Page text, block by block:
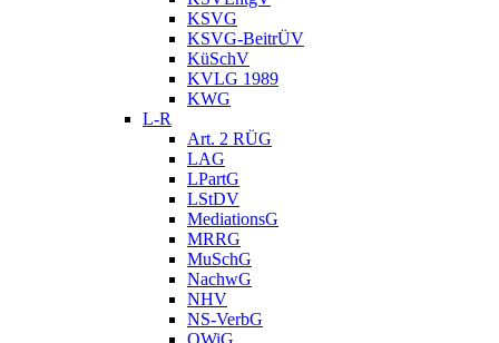
KSVG
KSVG-BeitrÜV
KüSchV
KVLG 1989
KWG
L-R
Art. 2 RÜG
LAG
LPartG
LStDV
MediationsG
MRRG
MuSchG
NachwG
NHV
NS-VerbG
OWiG